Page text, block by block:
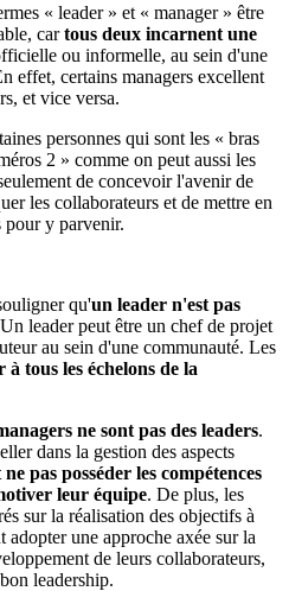
« leader » et « manager » être
cartous deux incarnent une
ou informelle, au sein d'une
effet, certains managers excellent
et vice versa.
personnes qui sont les « bras
2 » comme on peut aussi les
de concevoir l'avenir de
les collaborateurs et de mettre en
pour y parvenir.
qu'un leader n'est pas
leader peut être un chef de projet
au sein d'une communauté. Les
tous les échelons de la
ne sont pas des leaders.
dans la gestion des aspects
pas posséder les compétences
leur équipe. De plus, les
sur la réalisation des objectifs à
adopter une approche axée sur la
de leurs collaborateurs,
leadership.